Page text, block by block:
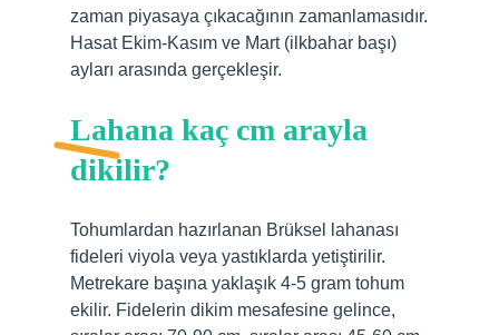
zaman piyasaya çıkacağının zamanlamasıdır.
Hasat Ekim-Kasım ve Mart (ilkbahar başı)
ayları arasında gerçekleşir.
Lahana kaç cm arayla
dikilir?
Tohumlardan hazırlanan Brüksel lahanası
fideleri viyola veya yastıklarda yetiştirilir.
Metrekare başına yaklaşık 4-5 gram tohum
ekilir. Fidelerin dikim mesafesine gelince,